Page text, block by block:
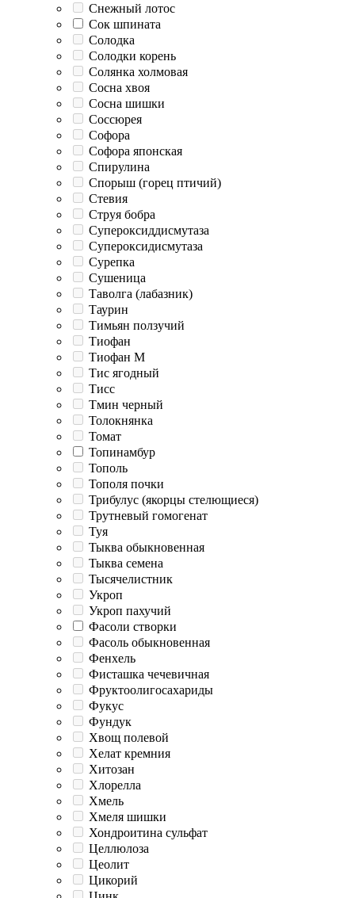
Снежный лотос
Сок шпината
Солодка
Солодки корень
Солянка холмовая
Сосна хвоя
Сосна шишки
Соссюрея
Софора
Софора японская
Спирулина
Спорыш (горец птичий)
Стевия
Струя бобра
Супероксиддисмутаза
Супероксидисмутаза
Сурепка
Сушеница
Таволга (лабазник)
Таурин
Тимьян ползучий
Тиофан
Тиофан М
Тис ягодный
Тисс
Тмин черный
Толокнянка
Томат
Топинамбур
Тополь
Тополя почки
Трибулус (якорцы стелющиеся)
Трутневый гомогенат
Туя
Тыква обыкновенная
Тыква семена
Тысячелистник
Укроп
Укроп пахучий
Фасоли створки
Фасоль обыкновенная
Фенхель
Фисташка чечевичная
Фруктоолигосахариды
Фукус
Фундук
Хвощ полевой
Хелат кремния
Хитозан
Хлорелла
Хмель
Хмеля шишки
Хондроитина сульфат
Целлюлоза
Цеолит
Цикорий